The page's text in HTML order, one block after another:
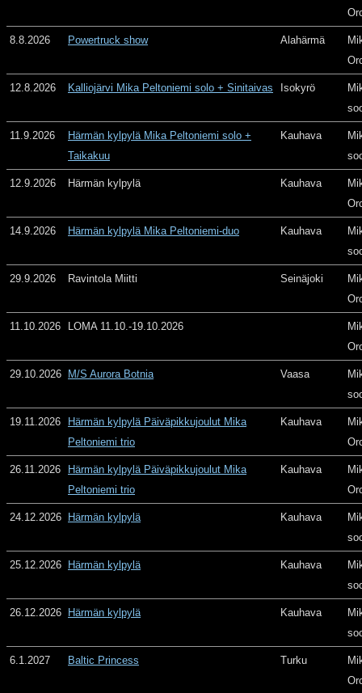
8.8.2026 Powertruck show Alahärmä
12.8.2026 Kalliojärvi Mika Peltoniemi solo + Sinitaivas Isokyrö
11.9.2026
Härmän kylpylä Mika Peltoniemi solo +
Taikakuu
Kauhava
12.9.2026 Härmän kylpylä Kauhava
14.9.2026 Härmän kylpylä Mika Peltoniemi-duo Kauhava
29.9.2026 Ravintola Miitti Seinäjoki
11.10.2026 LOMA 11.10.-19.10.2026
29.10.2026 M/S Aurora Botnia Vaasa
19.11.2026
Härmän kylpylä Päiväpikkujoulut Mika
Peltoniemi trio
Kauhava
26.11.2026
Härmän kylpylä Päiväpikkujoulut Mika
Peltoniemi trio
Kauhava
24.12.2026 Härmän kylpylä Kauhava
25.12.2026 Härmän kylpylä Kauhava
26.12.2026 Härmän kylpylä Kauhava
6.1.2027 Baltic Princess Turku